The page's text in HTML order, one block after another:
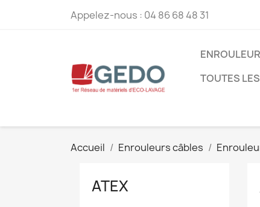
Appelez-nous : 04 86 68 48 31
TOUTES
Accueil Enrouleurs câbles
ATEX